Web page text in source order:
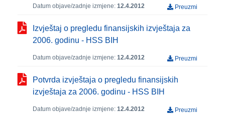
Datum objave/zadnje izmjene: 12.4.2012 Preuzmi
Izvještaj o pregledu finansijskih izvještaja za
2006. godinu - HSS BIH
Datum objave/zadnje izmjene: 12.4.2012 Preuzmi
Potvrda izvještaja o pregledu finansijskih
izvještaja za 2006. godinu - HSS BIH
Datum objave/zadnje izmjene: 12.4.2012 Preuzmi